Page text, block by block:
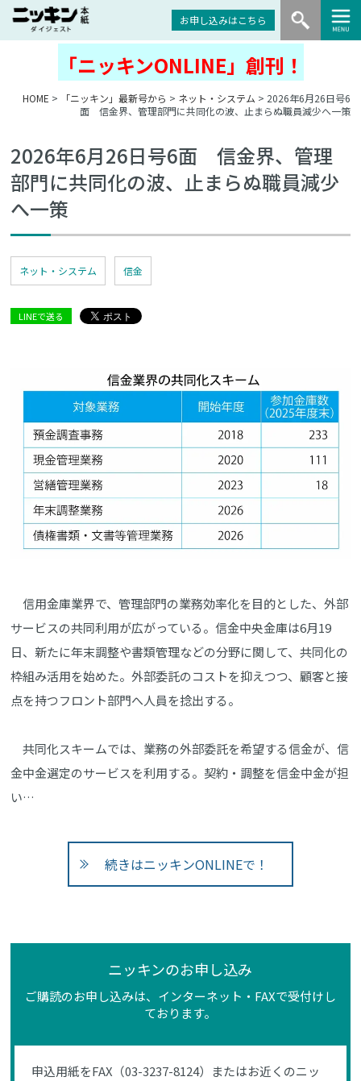
お申し込みはこちら
「ニッキンONLINE」創刊！
HOME > 「ニッキン」最新号から > ネット・システム > 2026年6月26日号6
面 信金界、管理部門に共同化の波、止まらぬ職員減少へ一策
2026年6月26日号6面 信金界、管理
部門に共同化の波、止まらぬ職員減少
へ一策
ネット・システム 信金
LINEで送る
信用金庫業界で、管理部門の業務効率化を目的とした、外部
サービスの共同利用が広がっている。信金中央金庫は6月19
日、新たに年末調整や書類管理などの分野に関して、共同化の
枠組み活用を始めた。外部委託のコストを抑えつつ、顧客と接
点を持つフロント部門へ人員を捻出する。
共同化スキームでは、業務の外部委託を希望する信金が、信
金中金選定のサービスを利用する。契約・調整を信金中金が担
い…
続きはニッキンONLINEで！
ニッキンのお申し込み
ご購読のお申し込みは、インターネット・FAXで受付けし
ております。
申込用紙をFAX（03-3237-8124）またはお近くのニッ